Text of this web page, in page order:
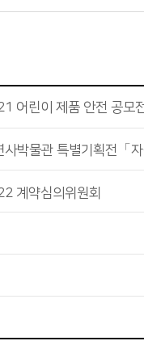
어린이 제품 안전 공모
사박물관 특별기획전「자
계약심의위원회